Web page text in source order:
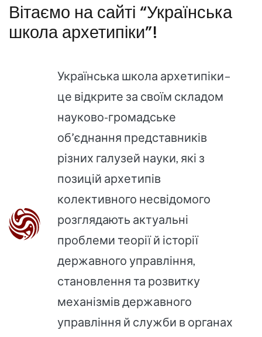
Вітаємо на сайті “Українська
школа архетипіки”!
Українська школа архетипіки–
це відкрите за своїм складом
науково-громадське
об’єднання представників
різних галузей науки, які з
позицій архетипів
колективного несвідомого
розглядають актуальні
проблеми теорії й історії
державного управління,
становлення та розвитку
механізмів державного
управління й служби в органах